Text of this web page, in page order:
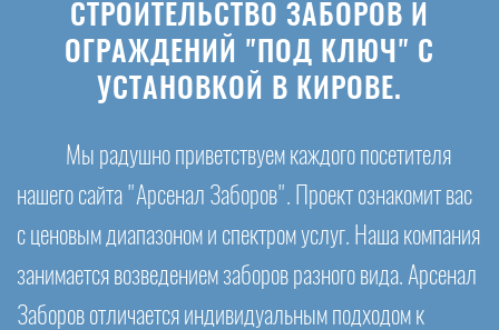
СТРОИТЕЛЬСТВО ЗАБОРОВ И
ОГРАЖДЕНИЙ "ПОД КЛЮЧ" С
УСТАНОВКОЙ В КИРОВЕ.
Мы радушно приветствуем каждого посетителя
нашего сайта "Арсенал Заборов". Проект ознакомит вас
с ценовым диапазоном и спектром услуг. Наша компания
занимается возведением заборов разного вида. Арсенал
Заборов отличается индивидуальным подходом к